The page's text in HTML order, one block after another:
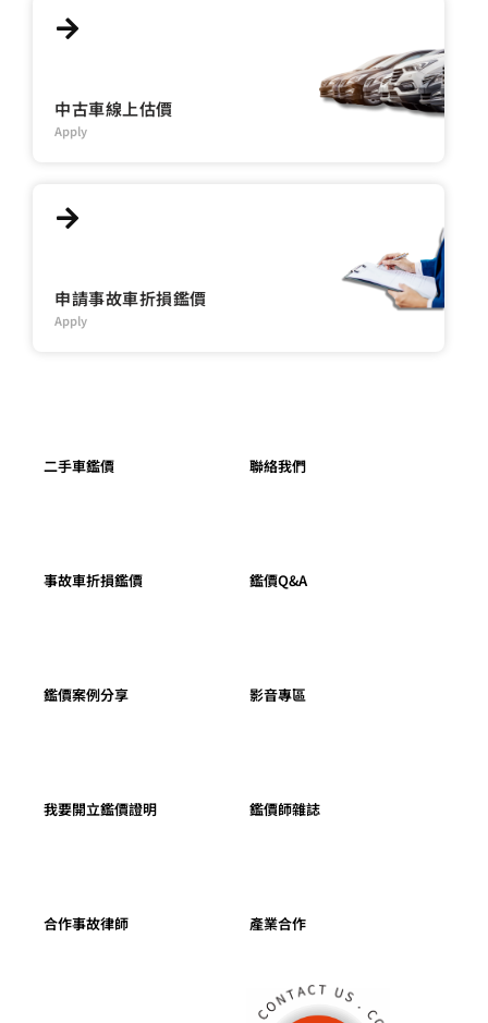
中古車線上估價
Apply
申請事故車折損鑑價
Apply
二手車鑑價
事故車折損鑑價
鑑價案例分享
我要開立鑑價證明
合作事故律師
聯絡我們
鑑價Q&A
影音專區
鑑價師雜誌
產業合作